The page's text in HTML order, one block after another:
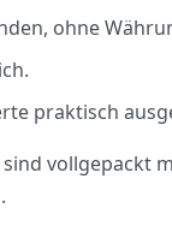
ohne
praktisch